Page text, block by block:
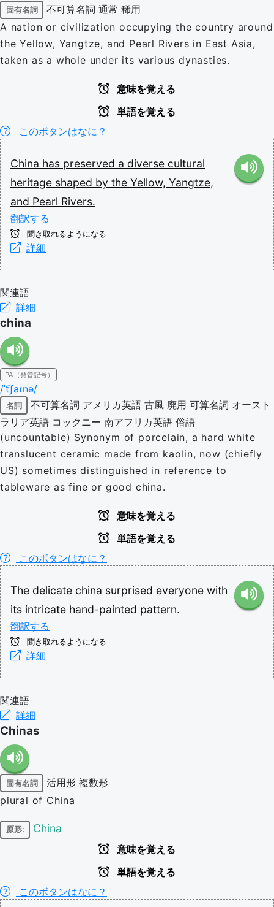
固有名詞 不可算名詞 通常 稀用
A nation or civilization occupying the country around
the Yellow, Yangtze, and Pearl Rivers in East Asia,
taken as a whole under its various dynasties.
意味を覚える
単語を覚える
このボタンはなに？
China has preserved a diverse cultural
heritage shaped by the Yellow, Yangtze,
and Pearl Rivers.
翻訳する
聞き取れるようになる
詳細
関連語
詳細
china
IPA（発音記号）
/ˈt͡ʃaɪnə/
名詞 不可算名詞 アメリカ英語 古風 廃用 可算名詞 オースト
ラリア英語 コックニー 南アフリカ英語 俗語
(uncountable) Synonym of porcelain, a hard white
translucent ceramic made from kaolin, now (chiefly
US) sometimes distinguished in reference to
tableware as fine or good china.
意味を覚える
単語を覚える
このボタンはなに？
The delicate china surprised everyone with
its intricate hand-painted pattern.
翻訳する
聞き取れるようになる
詳細
関連語
詳細
Chinas
固有名詞 活用形 複数形
plural of China
原形: China
意味を覚える
単語を覚える
このボタンはなに？